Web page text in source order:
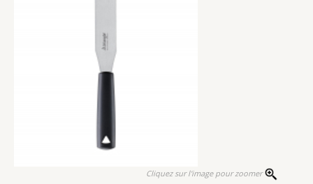
Cliquez sur l'image pour zoomer